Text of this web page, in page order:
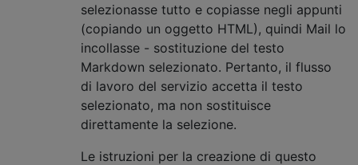
selezionasse tutto e copiasse negli appunti
(copiando un oggetto HTML), quindi Mail lo
incollasse - sostituzione del testo
Markdown selezionato. Pertanto, il flusso
di lavoro del servizio accetta il testo
selezionato, ma non sostituisce
direttamente la selezione.
Le istruzioni per la creazione di questo